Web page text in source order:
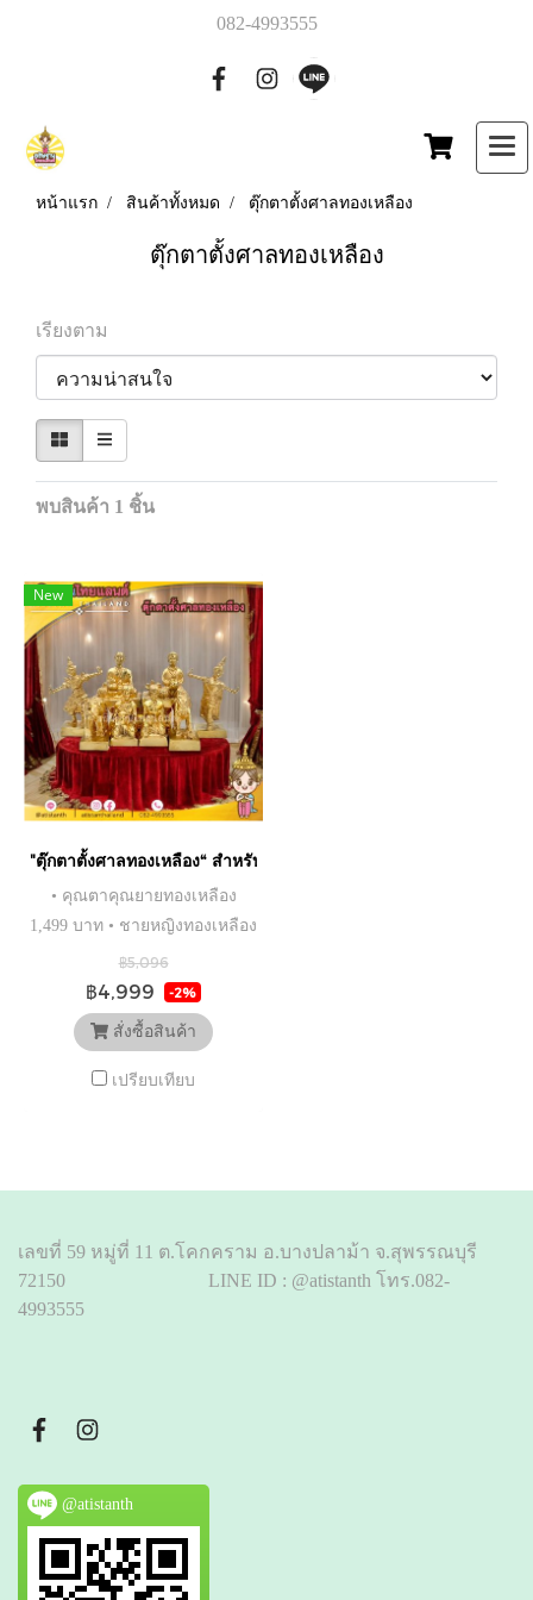
082-4993555
หน้าแรก สินค้าทั้งหมด ตุ๊กตาตั้งศาลทองเหลือง
ตุ๊กตาตั้งศาลทองเหลือง
เรียงตาม
พบสินค้า 1 ชิ้น
New
"ตุ๊กตาตั้งศาลทองเหลือง“ สำหรับ ตั้งศาลเจ้าที่(ศาลตายาย)
• คุณตาคุณยายทองเหลือง
1,499 บาท • ชายหญิงทองเหลือง
1,199 บาท • ช้างม้าทองเหลือง
1,199 บาท • นางรำทองเหลือง
1,199 บาท ราคาพิเศษครบชุด
รวมส่งทั่วประเทศ 4,999 บาท
฿5,096
฿4,999 -2%
สั่งซื้อสินค้า
เปรียบเทียบ
เลขที่ 59 หมู่ที่ 11 ต.โคกคราม อ.บางปลาม้า จ.สุพรรณบุรี
72150 LINE ID : @atistanth โทร.082-
4993555
@atistanth